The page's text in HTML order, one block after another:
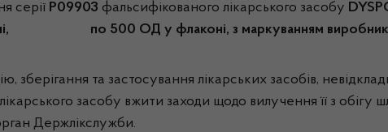
серії P09903 фальсифікованого лікарського засобу
по 500 ОД у флаконі, з маркуванням виробника
зберігання та застосування лікарських засобів,
засобу вжити заходи щодо вилучення її з
Держлікслужби.